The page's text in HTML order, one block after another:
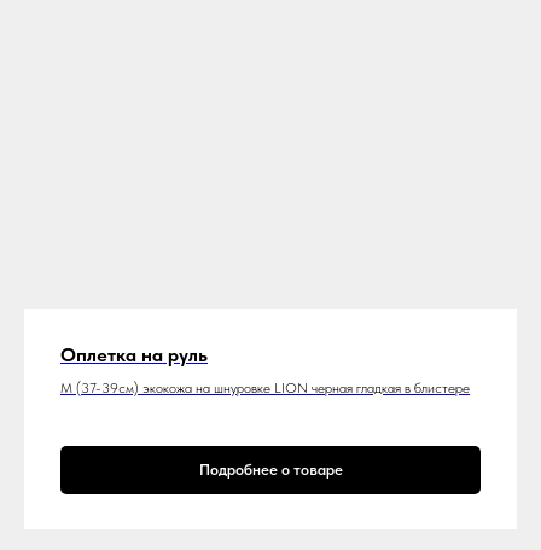
Оплетка на руль
M (37-39см) экокожа на шнуровке LION черная гладкая в блистере
Подробнее о товаре